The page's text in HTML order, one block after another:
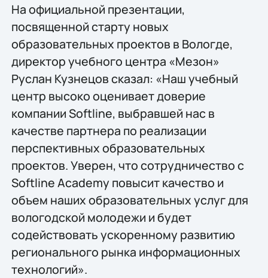
На официальной презентации,
посвященной старту новых
образовательных проектов в Вологде,
директор учебного центра «Мезон»
Руслан Кузнецов сказал: «Наш учебный
центр высоко оценивает доверие
компании Softline, выбравшей нас в
качестве партнера по реализации
перспективных образовательных
проектов. Уверен, что сотрудничество с
Softline Academy повысит качество и
объем наших образовательных услуг для
вологодской молодежи и будет
содействовать ускоренному развитию
регионального рынка информационных
технологий».